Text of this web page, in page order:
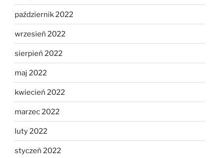
październik 2022
wrzesień 2022
sierpień 2022
maj 2022
kwiecień 2022
marzec 2022
luty 2022
styczeń 2022